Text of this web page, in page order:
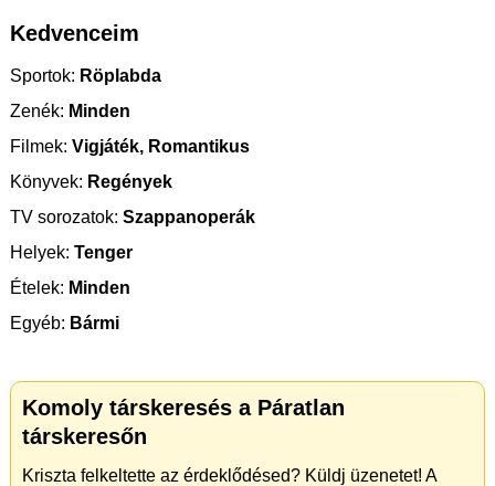
Kedvenceim
Sportok: Röplabda
Zenék: Minden
Filmek: Vigjáték, Romantikus
Könyvek: Regények
TV sorozatok: Szappanoperák
Helyek: Tenger
Ételek: Minden
Egyéb: Bármi
Komoly társkeresés a Páratlan
társkeresőn
Kriszta felkeltette az érdeklődésed? Küldj üzenetet! A